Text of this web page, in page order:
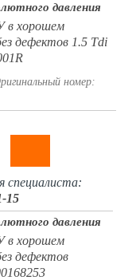
давления
в хорошем
дефектов 1.5 Tdi
номер:
специалиста:
15
давления
в хорошем
дефектов